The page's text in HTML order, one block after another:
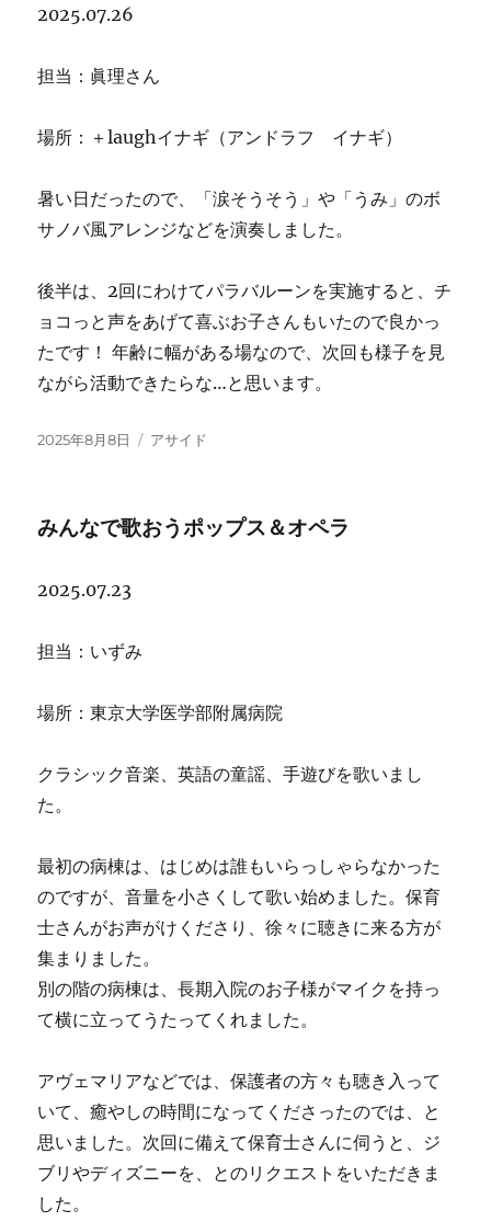
2025.07.26
担当：眞理さん
場所：＋laughイナギ（アンドラフ イナギ）
暑い日だったので、「涙そうそう」や「うみ」のボ
サノバ風アレンジなどを演奏しました。
後半は、2回にわけてパラバルーンを実施すると、チ
ョコっと声をあげて喜ぶお子さんもいたので良かっ
たです！ 年齢に幅がある場なので、次回も様子を見
ながら活動できたらな…と思います。
投
2025年8月8日
フ
ッ
アサイド
みんなで歌おうポップス＆オペラ
2025.07.23
担当：いずみ
場所：東京大学医学部附属病院
クラシック音楽、英語の童謡、手遊びを歌いまし
た。
最初の病棟は、はじめは誰もいらっしゃらなかった
のですが、音量を小さくして歌い始めました。保育
士さんがお声がけくださり、徐々に聴きに来る方が
集まりました。
別の階の病棟は、長期入院のお子様がマイクを持っ
て横に立ってうたってくれました。
アヴェマリアなどでは、保護者の方々も聴き入って
いて、癒やしの時間になってくださったのでは、と
思いました。次回に備えて保育士さんに伺うと、ジ
ブリやディズニーを、とのリクエストをいただきま
した。